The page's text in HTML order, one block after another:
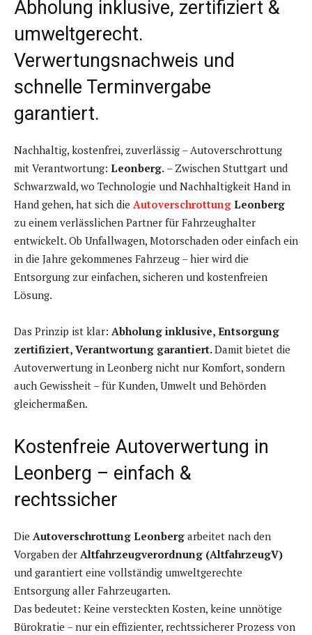
Abholung inklusive, zertifiziert &
umweltgerecht.
Verwertungsnachweis und
schnelle Terminvergabe
garantiert.
Nachhaltig, kostenfrei, zuverlässig – Autoverschrottung
mit Verantwortung: Leonberg. – Zwischen Stuttgart und
Schwarzwald, wo Technologie und Nachhaltigkeit Hand in
Hand gehen, hat sich die Autoverschrottung Leonberg
zu einem verlässlichen Partner für Fahrzeughalter
entwickelt. Ob Unfallwagen, Motorschaden oder einfach ein
in die Jahre gekommenes Fahrzeug – hier wird die
Entsorgung zur einfachen, sicheren und kostenfreien
Lösung.
Das Prinzip ist klar: Abholung inklusive, Entsorgung
zertifiziert, Verantwortung garantiert.Damit bietet die
Autoverwertung in Leonberg nicht nur Komfort, sondern
auch Gewissheit – für Kunden, Umwelt und Behörden
gleichermaßen.
Kostenfreie Autoverwertung in
Leonberg – einfach &
rechtssicher
Die Autoverschrottung Leonberg arbeitet nach den
Vorgaben der Altfahrzeugverordnung (AltfahrzeugV)
und garantiert eine vollständig umweltgerechte
Entsorgung aller Fahrzeugarten.
Das bedeutet: Keine versteckten Kosten, keine unnötige
Bürokratie – nur ein effizienter, rechtssicherer Prozess von